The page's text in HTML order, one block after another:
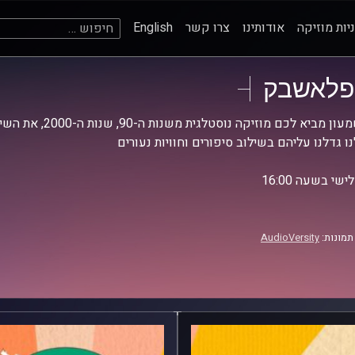
מוזיקה אודותינו צרו קשר English חיפוש:
פלאשבק
צח שמעון מביא
גדלנו עליהם בשילוב סיפורים וחוויות נעורים
בשעה 16:00
AudioVersity